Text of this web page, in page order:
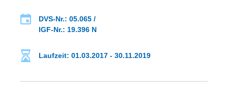
DVS-Nr.: 05.065 /
IGF-Nr.: 19.396 N
Laufzeit: 01.03.2017 - 30.11.2019